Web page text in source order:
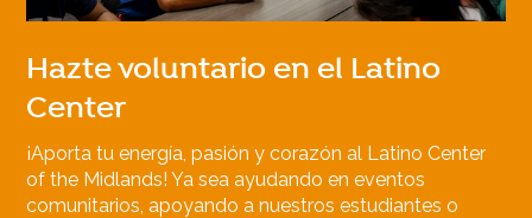
Hazte voluntario en el Latino
Center
¡Aporta tu energía, pasión y corazón al Latino Center
of the Midlands! Ya sea ayudando en eventos
comunitarios, apoyando a nuestros estudiantes o